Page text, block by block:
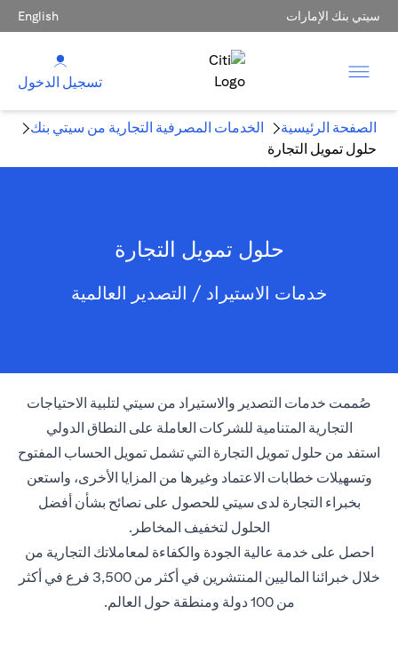
سيتي بنك الإمارات English
تسجيل الدخول
الصفحة الرئيسية
الخدمات المصرفية التجارية من سيتي بنك
حلول تمويل التجارة
حلول تمويل التجارة
خدمات الاستيراد / التصدير العالمية
صُممت خدمات التصدير والاستيراد من سيتي لتلبية الاحتياجات
التجارية المتنامية للشركات العاملة على النطاق الدولي
استفد من حلول تمويل التجارة التي تشمل تمويل الحساب المفتوح
وتسهيلات خطابات الاعتماد وغيرها من المزايا الأخرى، واستعن
بخبراء التجارة لدى سيتي للحصول على نصائح بشأن أفضل
الحلول لتخفيف المخاطر.
احصل على خدمة عالية الجودة والكفاءة لمعاملاتك التجارية من
خلال خبرائنا الماليين المنتشرين في أكثر من 3,500 فرع في أكثر
من 100 دولة ومنطقة حول العالم.